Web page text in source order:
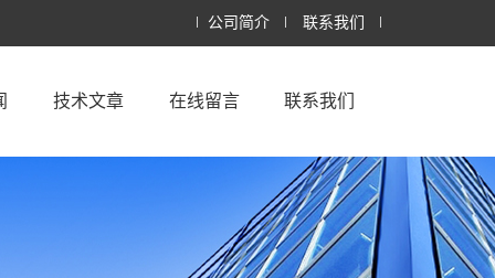
公司简介 联系我们
技术文章 在线留言 联系我们